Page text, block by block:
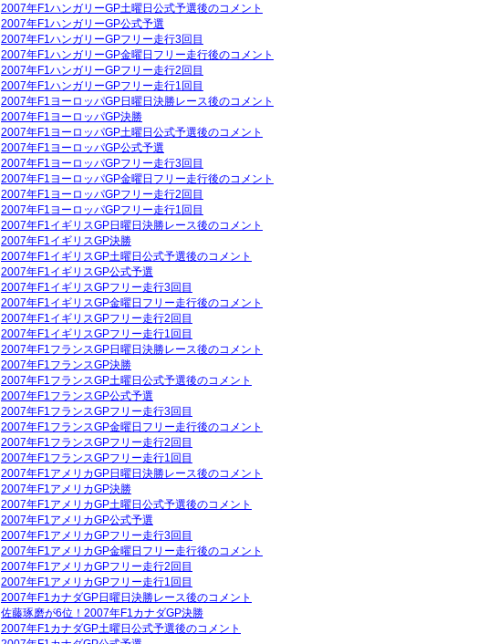
2007年F1ハンガリーGP土曜日公式予選後のコメント
2007年F1ハンガリーGP公式予選
2007年F1ハンガリーGPフリー走行3回目
2007年F1ハンガリーGP金曜日フリー走行後のコメント
2007年F1ハンガリーGPフリー走行2回目
2007年F1ハンガリーGPフリー走行1回目
2007年F1ヨーロッパGP日曜日決勝レース後のコメント
2007年F1ヨーロッパGP決勝
2007年F1ヨーロッパGP土曜日公式予選後のコメント
2007年F1ヨーロッパGP公式予選
2007年F1ヨーロッパGPフリー走行3回目
2007年F1ヨーロッパGP金曜日フリー走行後のコメント
2007年F1ヨーロッパGPフリー走行2回目
2007年F1ヨーロッパGPフリー走行1回目
2007年F1イギリスGP日曜日決勝レース後のコメント
2007年F1イギリスGP決勝
2007年F1イギリスGP土曜日公式予選後のコメント
2007年F1イギリスGP公式予選
2007年F1イギリスGPフリー走行3回目
2007年F1イギリスGP金曜日フリー走行後のコメント
2007年F1イギリスGPフリー走行2回目
2007年F1イギリスGPフリー走行1回目
2007年F1フランスGP日曜日決勝レース後のコメント
2007年F1フランスGP決勝
2007年F1フランスGP土曜日公式予選後のコメント
2007年F1フランスGP公式予選
2007年F1フランスGPフリー走行3回目
2007年F1フランスGP金曜日フリー走行後のコメント
2007年F1フランスGPフリー走行2回目
2007年F1フランスGPフリー走行1回目
2007年F1アメリカGP日曜日決勝レース後のコメント
2007年F1アメリカGP決勝
2007年F1アメリカGP土曜日公式予選後のコメント
2007年F1アメリカGP公式予選
2007年F1アメリカGPフリー走行3回目
2007年F1アメリカGP金曜日フリー走行後のコメント
2007年F1アメリカGPフリー走行2回目
2007年F1アメリカGPフリー走行1回目
2007年F1カナダGP日曜日決勝レース後のコメント
佐藤琢磨が6位！2007年F1カナダGP決勝
2007年F1カナダGP土曜日公式予選後のコメント